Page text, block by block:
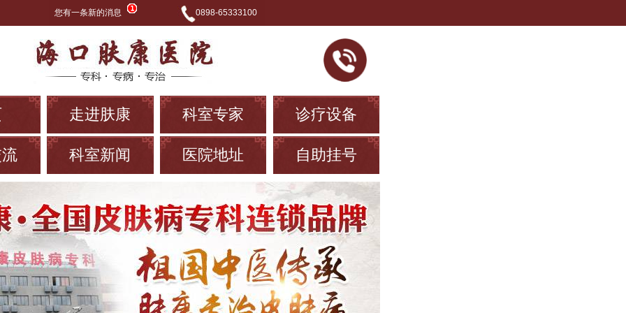
您有一条新的消息 0898-65333100
走进肤康 科室专家 诊疗设备
科室新闻 医院地址 自助挂号